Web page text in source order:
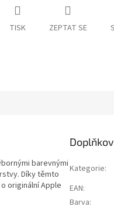
TISK ZEPTAT SE
barevnými
Díky těmto
originální Apple
Kategorie:
EAN:
Barva: